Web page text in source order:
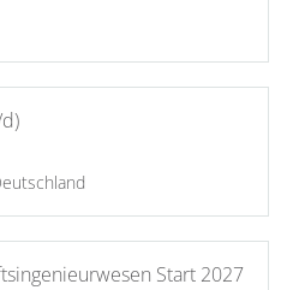
Start 2027